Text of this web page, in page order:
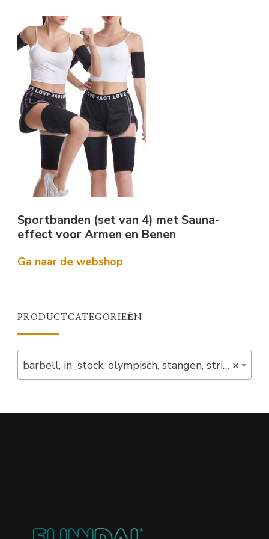
Sportbanden (set van 4) met Sauna-
effect voor Armen en Benen
Ga naar de webshop
PRODUCTCATEGORIEËN
×
barbell, in_stock, olympisch, stangen, strive (2)